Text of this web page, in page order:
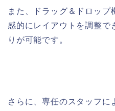
また、ドラッグ＆ドロップ
感的にレイアウトを調整で
りが可能です。
さらに、専任のスタッフに